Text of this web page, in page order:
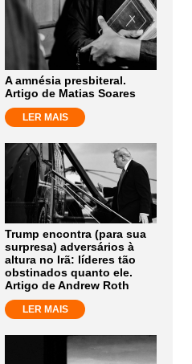
A amnésia presbiteral.
Artigo de Matias Soares
LER MAIS
Trump encontra (para sua
surpresa) adversários à
altura no Irã: líderes tão
obstinados quanto ele.
Artigo de Andrew Roth
LER MAIS